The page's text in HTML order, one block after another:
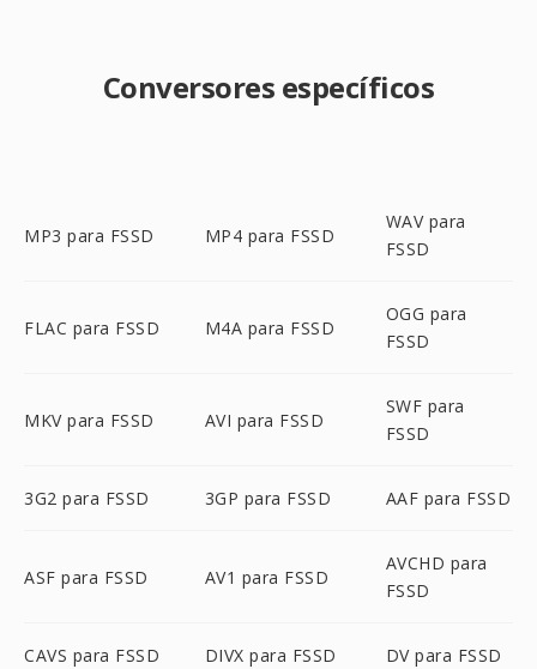
Conversores específicos
MP3 para FSSD MP4 para FSSD
WAV para
FSSD
FLAC para FSSD M4A para FSSD
OGG para
FSSD
MKV para FSSD AVI para FSSD
SWF para
FSSD
3G2 para FSSD 3GP para FSSD AAF para FSSD
ASF para FSSD AV1 para FSSD
AVCHD para
FSSD
CAVS para FSSD DIVX para FSSD DV para FSSD